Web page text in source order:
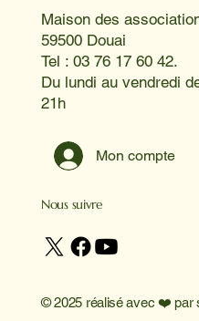
Maison des
59500 Douai
Tel : 03 76 17 60 42.
Du lundi au vendredi
21h
Mon compte
Nous suivre
© 2025 réalisé avec ❤️ par